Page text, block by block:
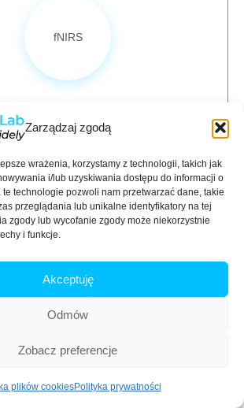
Zarządzaj zgodą
wrażenia, korzystamy z technologii, takich jak
i/lub uzyskiwania dostępu do informacji o
technologie pozwoli nam przetwarzać dane, takie
przeglądania lub unikalne identyfikatory na tej
zgody lub wycofanie zgody może niekorzystnie
i funkcje.
Akceptuję
Odmów
Zobacz preferencje
plików cookiesPolityka prywatności
fNIRS
spektroskopia